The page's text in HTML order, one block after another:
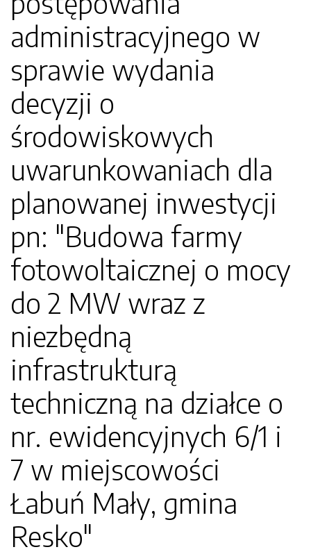
administracyjnego w
sprawie wydania
decyzji o
środowiskowych
uwarunkowaniach dla
planowanej inwestycji
pn: "Budowa farmy
fotowoltaicznej o mocy
do 2 MW wraz z
niezbędną
infrastrukturą
techniczną na działce o
nr. ewidencyjnych 6/1 i
7 w miejscowości
Łabuń Mały, gmina
Resko"